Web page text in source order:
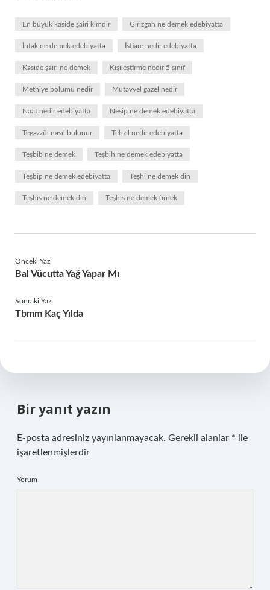
En büyük kaside şairi kimdir Girizgah ne demek edebiyatta
İntak ne demek edebiyatta İstiare nedir edebiyatta
Kaside şairi ne demek Kişileştirme nedir 5 sınıf
Methiye bölümü nedir Mutavvel gazel nedir
Naat nedir edebiyatta Nesip ne demek edebiyatta
Tegazzül nasıl bulunur Tehzil nedir edebiyatta
Teşbib ne demek Teşbih ne demek edebiyatta
Teşbip ne demek edebiyatta Teşhi ne demek din
Teşhis ne demek din Teşhis ne demek örnek
Önceki Yazı
Bal Vücutta Yağ Yapar Mı
Sonraki Yazı
Tbmm Kaç Yılda
Bir yanıt yazın
E-posta adresiniz yayınlanmayacak. Gerekli alanlar * ile
işaretlenmişlerdir
Yorum